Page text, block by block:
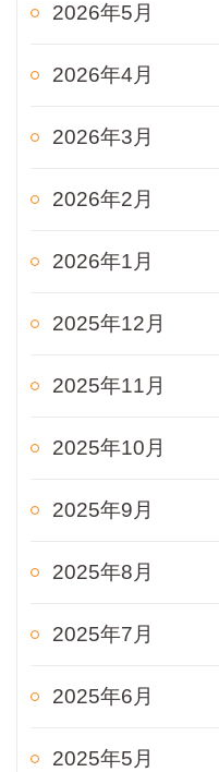
2026年5月
2026年4月
2026年3月
2026年2月
2026年1月
2025年12月
2025年11月
2025年10月
2025年9月
2025年8月
2025年7月
2025年6月
2025年5月